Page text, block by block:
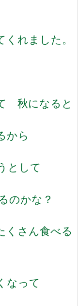
れました。
秋になると
から
として
のかな？
くさん食べる
なって